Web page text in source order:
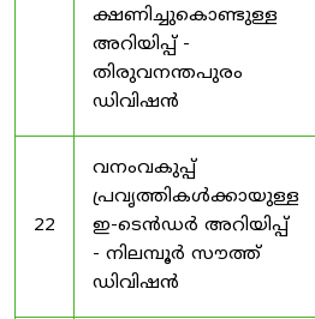
ക്ഷണിച്ചുകൊണ്ടുള്ള
അറിയിപ്പ് -
തിരുവനന്തപുരം
ഡിവിഷൻ
22
വനംവകുപ്പ്
പ്രവൃത്തികൾക്കായുള്ള
ഇ-ടെൻഡർ അറിയിപ്പ്
- നിലമ്പൂർ സൗത്ത്
ഡിവിഷൻ